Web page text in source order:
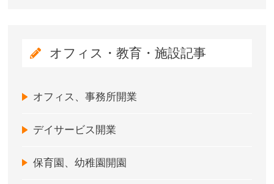
オフィス・教育・施設記事
オフィス、事務所開業
デイサービス開業
保育園、幼稚園開園